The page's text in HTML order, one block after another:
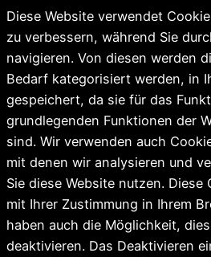
Diese Website verwendet
zu verbessern, während Sie
navigieren. Von diesen werden
Bedarf kategorisiert werden, in
gespeichert, da sie für das
grundlegenden Funktionen der
sind. Wir verwenden auch
mit denen wir analysieren und
Sie diese Website nutzen. Diese
mit Ihrer Zustimmung in Ihrem
haben auch die Möglichkeit,
deaktivieren. Das Deaktivieren